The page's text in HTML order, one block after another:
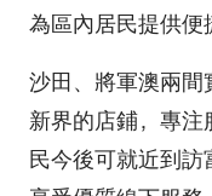
為區內居民提供便
沙田、將軍澳兩
新界的店鋪，專
民今後可就近到